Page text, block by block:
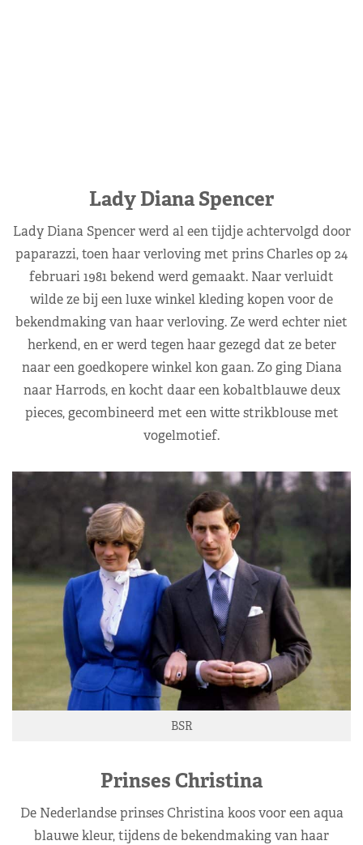
Lady Diana Spencer
Lady Diana Spencer werd al een tijdje achtervolgd door
paparazzi, toen haar verloving met prins Charles op 24
februari 1981 bekend werd gemaakt. Naar verluidt
wilde ze bij een luxe winkel kleding kopen voor de
bekendmaking van haar verloving. Ze werd echter niet
herkend, en er werd tegen haar gezegd dat ze beter
naar een goedkopere winkel kon gaan. Zo ging Diana
naar Harrods, en kocht daar een kobaltblauwe deux
pieces, gecombineerd met een witte strikblouse met
vogelmotief.
BSR
Prinses Christina
De Nederlandse prinses Christina koos voor een aqua
blauwe kleur, tijdens de bekendmaking van haar